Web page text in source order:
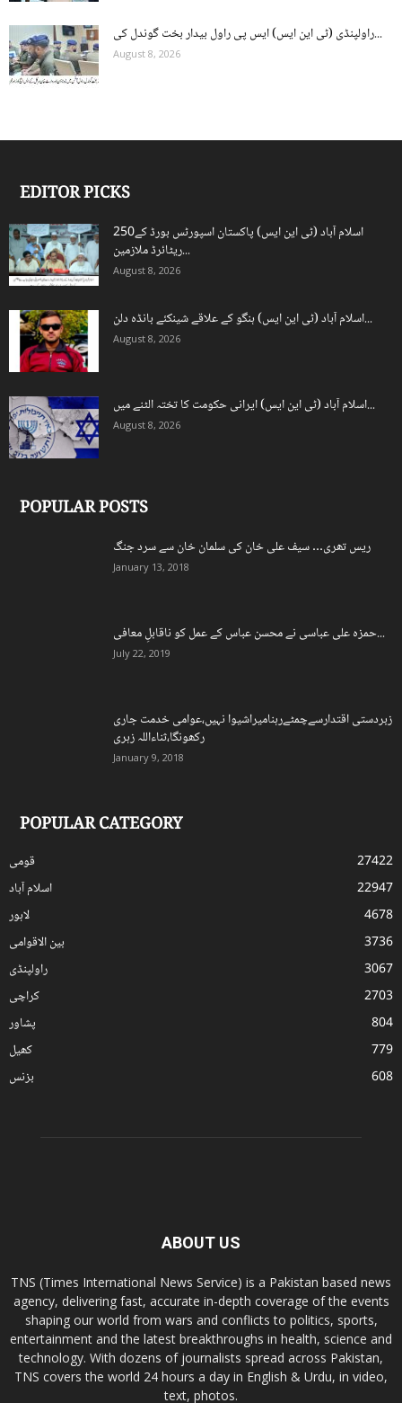
راولپنڈی (ٹی این ایس) ایس پی راول بیدار بخت گوندل کی...
August 8, 2026
EDITOR PICKS
اسلام آباد (ٹی این ایس) پاکستان اسپورٹس بورڈ کے250
ریٹائرڈ ملازمین...
August 8, 2026
اسلام آباد (ٹی این ایس) ہنگو کے علاقے شینکئے بانڈہ دلن...
August 8, 2026
اسلام آباد (ٹی این ایس) ایرانی حکومت کا تختہ الٹنے میں...
August 8, 2026
POPULAR POSTS
ریس تھری… سیف علی خان کی سلمان خان سے سرد جنگ
January 13, 2018
حمزہ علی عباسی نے محسن عباس کے عمل کو ناقابلِ معافی...
July 22, 2019
زبردستی اقتدارسےچمٹےرہنامیراشیوا نہیں،عوامی خدمت جاری
رکھونگا،ثناءاللہ زہری
January 9, 2018
POPULAR CATEGORY
قومی
27422
اسلام آباد
22947
لاہور
4678
بین الاقوامی
3736
راولپنڈی
3067
کراچی
2703
پشاور
804
کھیل
779
بزنس
608
ABOUT US
TNS (Times International News Service) is a Pakistan based news
agency, delivering fast, accurate in-depth coverage of the events
shaping our world from wars and conflicts to politics, sports,
entertainment and the latest breakthroughs in health, science and
technology. With dozens of journalists spread across Pakistan,
TNS covers the world 24 hours a day in English & Urdu, in video,
text, photos.